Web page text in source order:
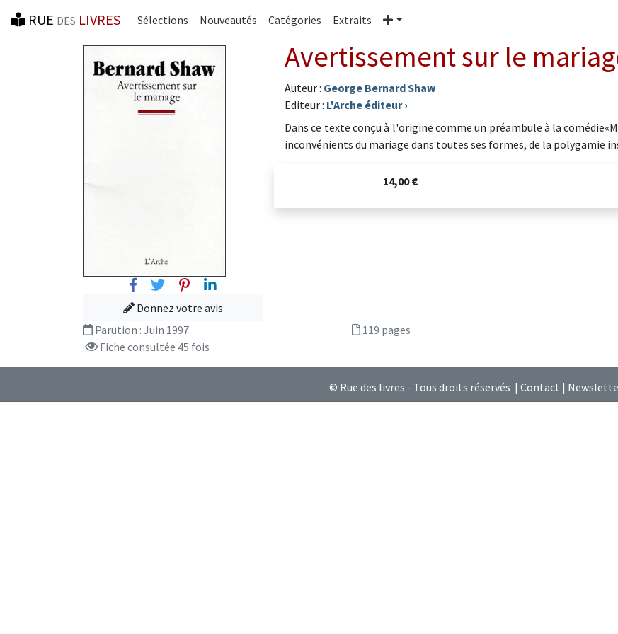
RUE DES LIVRES Sélections Nouveautés Catégories Extraits Plus
FacebookTwitterPinterest
Linkedin
Donnez votre avis
Avertissement sur le
Auteur : George Bernard Shaw
Editeur : L'Arche éditeur›
Dans ce texte conçu à l'origine comme un préambule à la
inconvénients du mariage dans toutes ses formes, de la polygamie
14,00 €
Parution : Juin 1997 119 pages
Fiche consultée 45 fois
© Rue des livres - Tous droits réservés | Contact |